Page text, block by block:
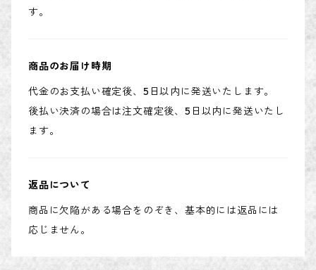
す。
商品のお届け時期
代金のお支払い確定後、5日以内に発送いたします。
後払い決済の場合は注文確定後、5日以内に発送いたし
ます。
返品について
商品に欠陥がある場合をのぞき、基本的には返品には
応じません。